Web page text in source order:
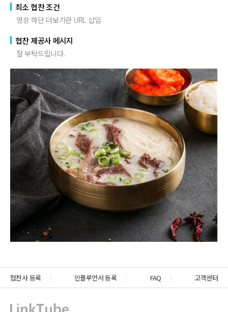
최소 협찬 조건
영상 하단 더보기란 URL 삽입
협찬 제공사 메시지
잘 부탁드립니다.
협찬사 등록 인플루언서 등록 FAQ 고객센터